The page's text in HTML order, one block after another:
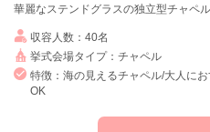
華麗なステンドグラスの独立型チャペ
収容人数：40名
挙式会場タイプ：チャペル
特徴：海の見えるチャペル/大人に
OK